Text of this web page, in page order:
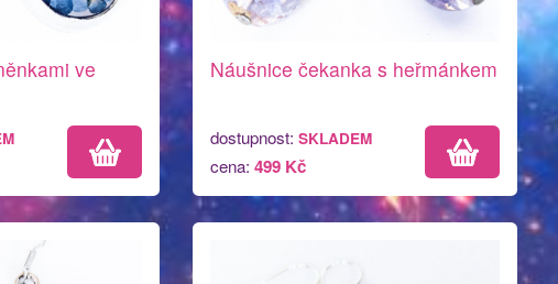
ve
Náušnice čekanka s heřmánkem
dostupnost: SKLADEM
cena: 499 Kč